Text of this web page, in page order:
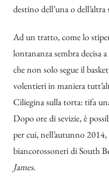
destino dell’una o dell’altra
Ad un tratto, come lo
lontananza sembra decisa
che non solo segue il
volentieri in maniera
Ciliegina sulla torta: tifa
Dopo ore di sevizie, è
per cui, nell’autunno
biancorossoneri di South
James.